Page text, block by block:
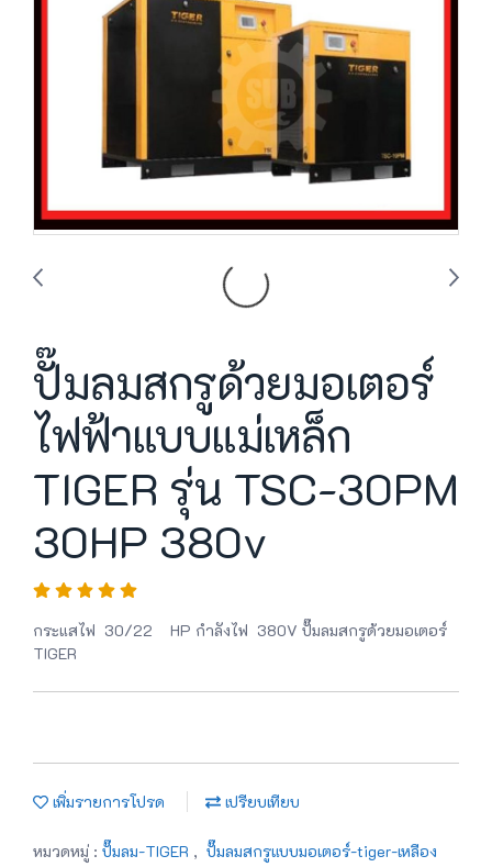
ปั๊มลมสกรูด้วยมอเตอร์
ไฟฟ้าแบบแม่เหล็ก
TIGER รุ่น TSC-30PM
30HP 380v
กระแสไฟ 30/22 HP กำลังไฟ 380V ปั๊มลมสกรูด้วยมอเตอร์
TIGER
เพิ่มรายการโปรด เปรียบเทียบ
หมวดหมู่ : ปั๊มลม-TIGER , ปั๊มลมสกรูแบบมอเตอร์-tiger-เหลือง